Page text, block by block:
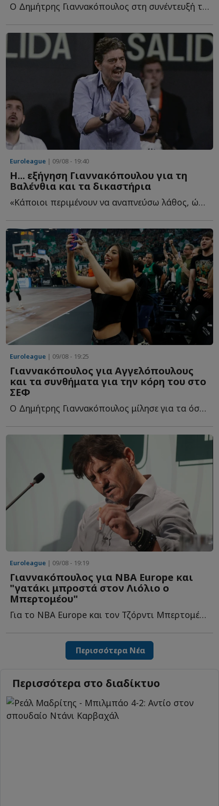
Ο Δημήτρης Γιαννακόπουλος στη συνέντευξή του στους «...
Euroleague | 09/08 - 19:40
Η... εξήγηση Γιαννακόπουλου για τη
Βαλένθια και τα δικαστήρια
«Κάποιοι περιμένουν να αναπνεύσω λάθος, ώστε να με σ...
Euroleague | 09/08 - 19:25
Γιαννακόπουλος για Αγγελόπουλους
και τα συνθήματα για την κόρη του στο
ΣΕΦ
Ο Δημήτρης Γιαννακόπουλος μίλησε για τα όσα βίωσε στους τ...
Euroleague | 09/08 - 19:19
Γιαννακόπουλος για NBA Europe και
"γατάκι μπροστά στον Λιόλιο ο
Μπερτομέου"
Για το NBA Europe και τον Τζόρντι Μπερτομέου μίλησε ο Δημήτρης Γ...
Περισσότερα Νέα
Περισσότερα στο διαδίκτυο